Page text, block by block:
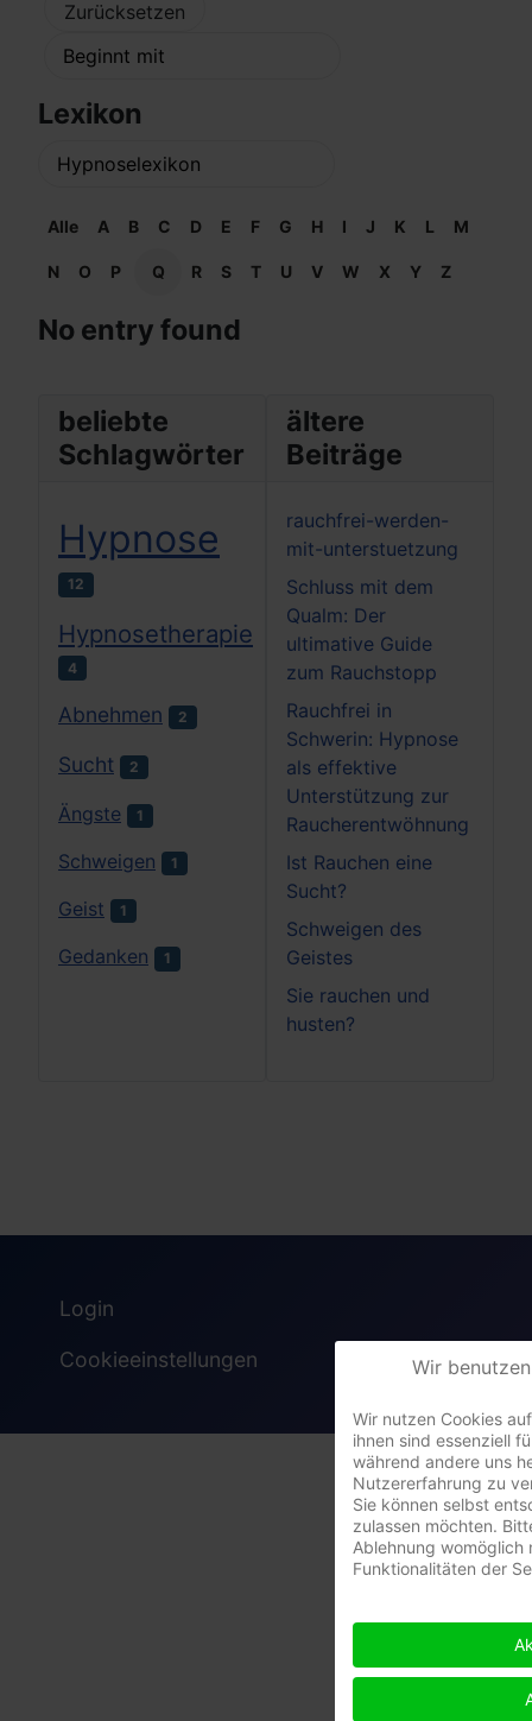
Lexikon
Alle A B C D E F G H I J K L M
N O P Q R S T U V W X Y Z
No entry found
beliebte
Schlagwörter
Hypnose
12
Hypnosetherapie
4
Abnehmen 2
Sucht 2
Ängste 1
Schweigen 1
Geist 1
Gedanken 1
ältere
Beiträge
rauchfrei-werden-
mit-unterstuetzung
Schluss mit dem
Qualm: Der
ultimative Guide
zum Rauchstopp
Rauchfrei in
Schwerin: Hypnose
als effektive
Unterstützung zur
Raucherentwöhnung
Ist Rauchen eine
Sucht?
Schweigen des
Geistes
Sie rauchen und
husten?
Login
Cookieeinstellungen Wir
Wir nutzen Cookies
ihnen sind essenziell
während andere uns
Nutzererfahrung zu
Sie können selbst
zulassen möchten.
Ablehnung womöglich
Funktionalitäten der